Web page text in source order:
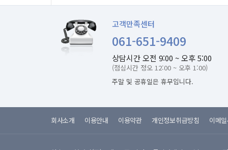
고객만족센터
061-651-9409
상담시간 오전 9:00 ~ 오후 5:00
(점심시간 정오 12:00 ~ 오후 1:00)
주말 및 공휴일은 휴무입니다.
회사소개 이용안내 이용약관 개인정보취급방침 이메